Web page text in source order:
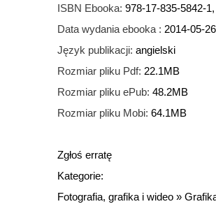
ISBN Ebooka: 978-17-835-5842-
Data wydania ebooka : 2014-05-26
Język publikacji: angielski
Rozmiar pliku Pdf: 22.1MB
Rozmiar pliku ePub: 48.2MB
Rozmiar pliku Mobi: 64.1MB
Zgłoś erratę
Kategorie:
Fotografia, grafika i wideo »